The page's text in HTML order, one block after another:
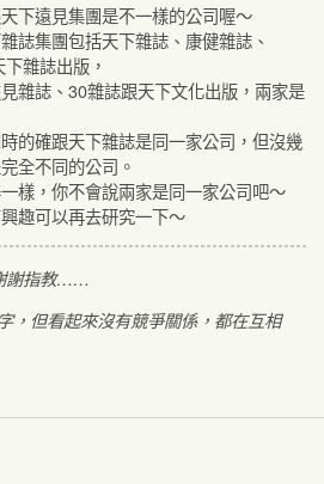
下遠見集團是不一樣的公司喔～
誌集團包括天下雜誌、康健雜誌、
雜誌出版，
雜誌、30雜誌跟天下文化出版，兩家是
的確跟天下雜誌是同一家公司，但沒幾
全不同的公司。
樣，你不會說兩家是同一家公司吧～
趣可以再去研究一下～
謝指教……
，但看起來沒有競爭關係，都在互相